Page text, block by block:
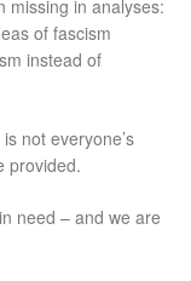
missing in analyses:
of fascism
instead of
not everyone’s
provided.
need – and we are